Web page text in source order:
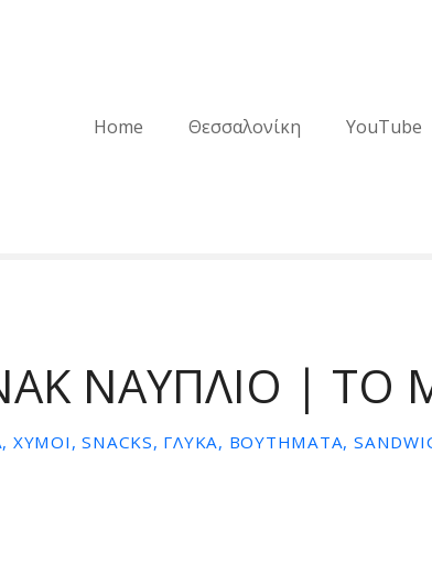
Home Θεσσαλονίκη YouTube
ΝΑΥΠΛΙΟ | ΤΟ
SNACKS, ΓΛΥΚΆ, ΒΟΥΤΉΜΑΤΑ,